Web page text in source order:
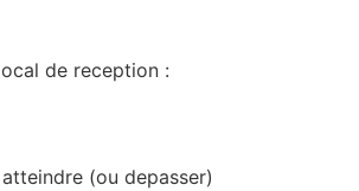
de reception :
(ou depasser)